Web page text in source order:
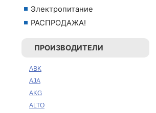
Электропитание
РАСПРОДАЖА!
ПРОИЗВОДИТЕЛИ
ABK
AJA
AKG
ALTO